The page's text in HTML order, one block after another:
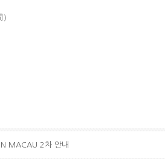
MACAU 2차 안내